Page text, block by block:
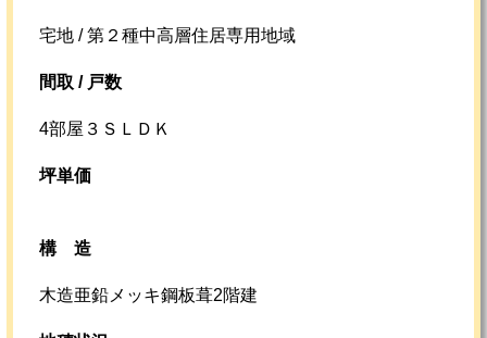
宅地 / 第２種中高層住居専用地域
間取 / 戸数
4部屋３ＳＬＤＫ
坪単価
構造
木造亜鉛メッキ鋼板葺2階建